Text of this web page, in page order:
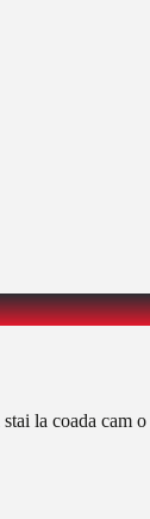
la coada cam